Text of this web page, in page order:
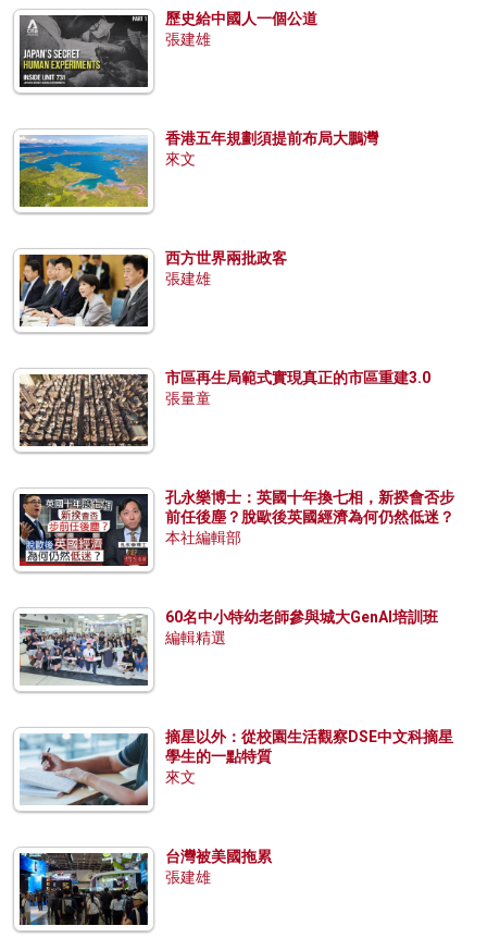
歷史給中國人一個公道
張建雄
香港五年規劃須提前布局大鵬灣
來文
西方世界兩批政客
張建雄
市區再生局範式實現真正的市區重建3.0
張量童
孔永樂博士：英國十年換七相，新揆會否步
前任後塵？脫歐後英國經濟為何仍然低迷？
本社編輯部
60名中小特幼老師參與城大GenAI培訓班
編輯精選
摘星以外：從校園生活觀察DSE中文科摘星
學生的一點特質
來文
台灣被美國拖累
張建雄